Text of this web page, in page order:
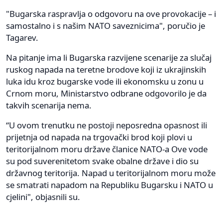
"Bugarska raspravlja o odgovoru na ove provokacije – i
samostalno i s našim NATO saveznicima", poručio je
Tagarev.
Na pitanje ima li Bugarska razvijene scenarije za slučaj
ruskog napada na teretne brodove koji iz ukrajinskih
luka idu kroz bugarske vode ili ekonomsku u zonu u
Crnom moru, Ministarstvo odbrane odgovorilo je da
takvih scenarija nema.
“U ovom trenutku ne postoji neposredna opasnost ili
prijetnja od napada na trgovački brod koji plovi u
teritorijalnom moru države članice NATO-a Ove vode
su pod suverenitetom svake obalne države i dio su
državnog teritorija. Napad u teritorijalnom moru može
se smatrati napadom na Republiku Bugarsku i NATO u
cjelini", objasnili su.